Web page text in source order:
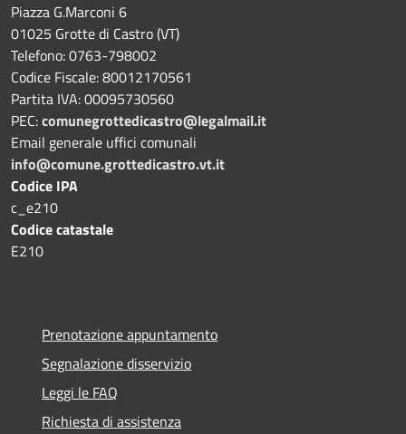
Piazza G.Marconi 6
01025 Grotte di Castro (VT)
Telefono: 0763-798002
Codice Fiscale: 80012170561
Partita IVA: 00095730560
PEC:comunegrottedicastro@legalmail.it
Email generale uffici comunali
info@comune.grottedicastro.vt.it
Codice IPA
c_e210
Codice catastale
E210
Prenotazione appuntamento
Segnalazione disservizio
Leggi le FAQ
Richiesta di assistenza